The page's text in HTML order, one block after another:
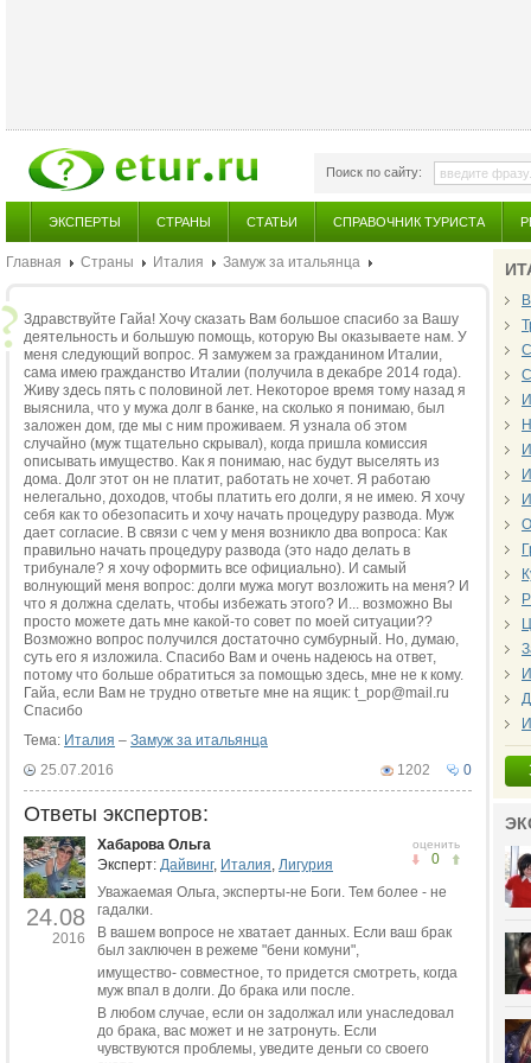
Поиск по сайту:
ЭКСПЕРТЫ СТРАНЫ СТАТЬИ СПРАВОЧНИК ТУРИСТА
Главная Страны Италия Замуж за итальянца
Здравствуйте Гайа! Хочу сказать Вам большое спасибо за Вашу
деятельность и большую помощь, которую Вы оказываете нам. У
меня следующий вопрос. Я замужем за гражданином Италии,
сама имею гражданство Италии (получила в декабре 2014 года).
Живу здесь пять с половиной лет. Некоторое время тому назад я
выяснила, что у мужа долг в банке, на сколько я понимаю, был
заложен дом, где мы с ним проживаем. Я узнала об этом
случайно (муж тщательно скрывал), когда пришла комиссия
описывать имущество. Как я понимаю, нас будут выселять из
дома. Долг этот он не платит, работать не хочет. Я работаю
нелегально, доходов, чтобы платить его долги, я не имею. Я хочу
себя как то обезопасить и хочу начать процедуру развода. Муж
дает согласие. В связи с чем у меня возникло два вопроса: Как
правильно начать процедуру развода (это надо делать в
трибунале? я хочу оформить все официально). И самый
волнующий меня вопрос: долги мужа могут возложить на меня? И
что я должна сделать, чтобы избежать этого? И... возможно Вы
просто можете дать мне какой-то совет по моей ситуации??
Возможно вопрос получился достаточно сумбурный. Но, думаю,
суть его я изложила. Спасибо Вам и очень надеюсь на ответ,
потому что больше обратиться за помощью здесь, мне не к кому.
Гайа, если Вам не трудно ответьте мне на ящик: t_pop@mail.ru
Спасибо
Тема: Италия – Замуж за итальянца
0
1202
25.07.2016
Ответы экспертов:
24.08
2016
оценить
0
Хабарова Ольга
Эксперт: Дайвинг, Италия, Лигурия
Уважаемая Ольга, эксперты-не Боги. Тем более - не
гадалки.
В вашем вопросе не хватает данных. Если ваш брак
был заключен в режеме "бени комуни",
имущество- совместное, то придется смотреть, когда
муж впал в долги. До брака или после.
В любом случае, если он задолжал или унаследовал
до брака, вас может и не затронуть. Если
чувствуются проблемы, уведите деньги со своего